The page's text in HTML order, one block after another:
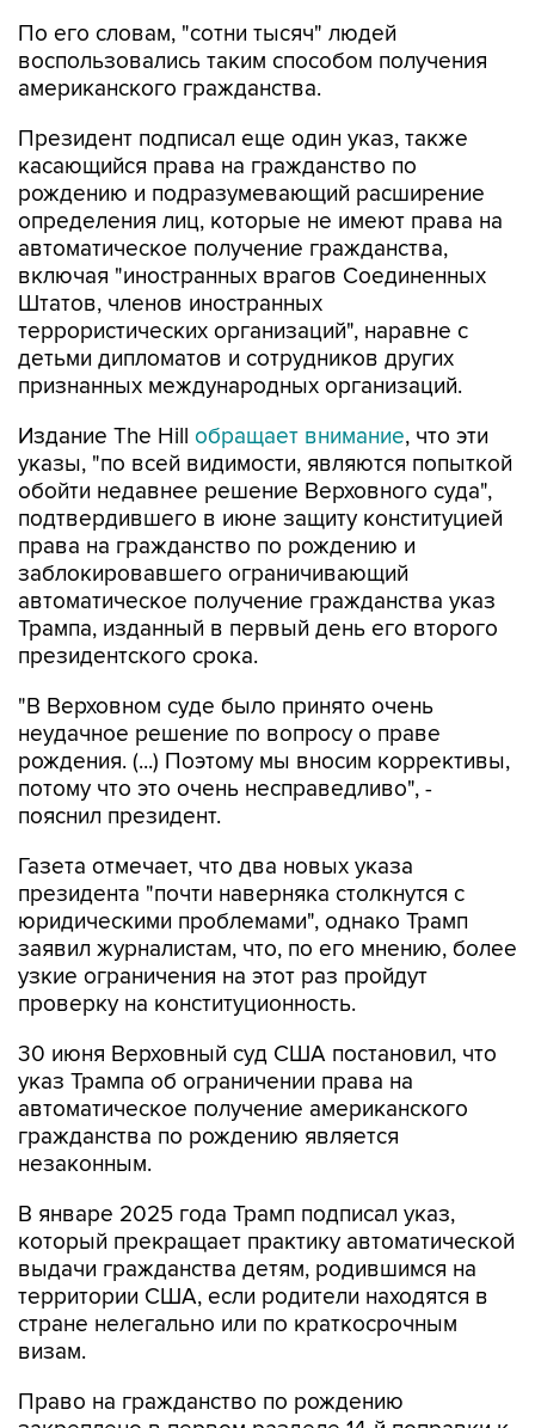
По его словам, "сотни тысяч" людей
воспользовались таким способом получения
американского гражданства.
Президент подписал еще один указ, также
касающийся права на гражданство по
рождению и подразумевающий расширение
определения лиц, которые не имеют права на
автоматическое получение гражданства,
включая "иностранных врагов Соединенных
Штатов, членов иностранных
террористических организаций", наравне с
детьми дипломатов и сотрудников других
признанных международных организаций.
Издание The Hill обращает внимание, что эти
указы, "по всей видимости, являются попыткой
обойти недавнее решение Верховного суда",
подтвердившего в июне защиту конституцией
права на гражданство по рождению и
заблокировавшего ограничивающий
автоматическое получение гражданства указ
Трампа, изданный в первый день его второго
президентского срока.
"В Верховном суде было принято очень
неудачное решение по вопросу о праве
рождения. (...) Поэтому мы вносим коррективы,
потому что это очень несправедливо", -
пояснил президент.
Газета отмечает, что два новых указа
президента "почти наверняка столкнутся с
юридическими проблемами", однако Трамп
заявил журналистам, что, по его мнению, более
узкие ограничения на этот раз пройдут
проверку на конституционность.
30 июня Верховный суд США постановил, что
указ Трампа об ограничении права на
автоматическое получение американского
гражданства по рождению является
незаконным.
В январе 2025 года Трамп подписал указ,
который прекращает практику автоматической
выдачи гражданства детям, родившимся на
территории США, если родители находятся в
стране нелегально или по краткосрочным
визам.
Право на гражданство по рождению